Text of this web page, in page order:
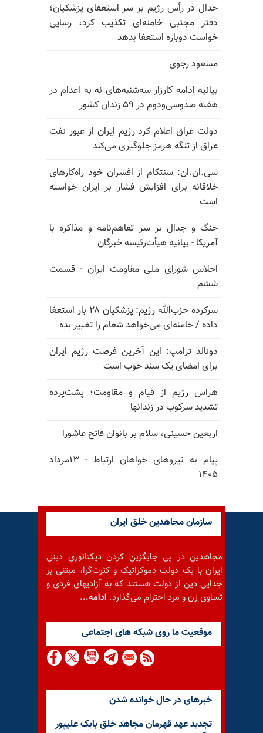
جدال در رأس رژیم بر سر استعفای پزشکیان؛
دفتر مجتبی خامنه‌ای تکذیب کرد، رسایی
خواست دوباره استعفا بدهد
مسعود رجوی
بیانیه ادامه کارزار سه‌شنبه‌های نه به اعدام در
هفته صدوسی‌و‌دوم در ۵۹ زندان کشور
دولت عراق اعلام کرد رژیم ایران از عبور نفت
عراق از تنگه هرمز جلوگیری می‌کند
سی.ان.ان: سنتکام از افسران خود راه‌کارهای
خلاقانه برای افزایش فشار بر ایران خواسته
است
جنگ و جدال بر سر تفاهم‌نامه و مذاکره با
آمریکا - بیانیه هیأت‌رئیسه خبرگان
اجلاس شورای ملی مقاومت ایران - قسمت
ششم
سرکرده حزب‌الله رژیم: پزشکیان ۲۸ بار استعفا
داده / خامنه‌ای می‌خواهد شعام را تغییر بده
دونالد ترامپ: این آخرین فرصت رژیم ایران
برای امضای یک سند خوب است
هراس رژیم از قیام و مقاومت؛ پشت‌پرده
تشدید سرکوب در زندانها
اربعین حسینی، سلام بر بانوان فاتح عاشورا
پیام به نیروهای خواهان ارتباط - ۱۳مرداد
۱۴۰۵
سازمان مجاهدین خلق ایران
مجاهدین در پی جایگزین کردن دیکتاتوری دینی
ایران با یک دولت دموکراتیک و کثرت‌گرا، مبتنی بر
جدایی دین از دولت هستند که به آزادیهای فردی و
تساوی زن و مرد احترام می‌گذارد. ادامه...
موقعيت ما روى شبكه هاى اجتماعى
خبرهای در حال خوانده شدن
تجدید عهد قهرمان مجاهد خلق بابک علیپور